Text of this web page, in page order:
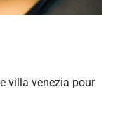
villa venezia pour